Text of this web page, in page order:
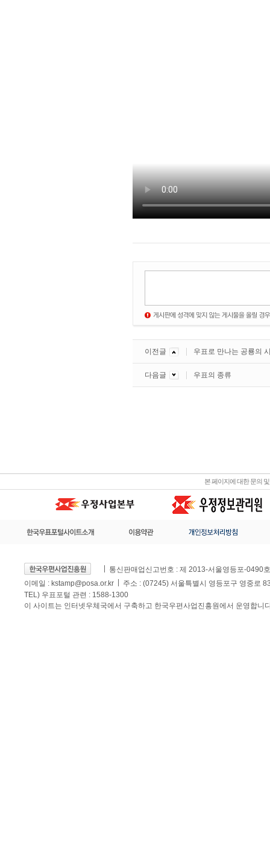
이전글 우표로 만나는 공룡의
다음글 우표의 종류
본 페이지에 대한 문의
통신판매업신고번호 : 제 2013-서울영등포-0490호
이메일 : kstamp@posa.or.kr
주소 : (07245) 서울특별시 영등포구 영중로
TEL) 우표포털 관련 : 1588-1300
이 사이트는 인터넷우체국에서 구축하고 한국우편사업진흥원에서 운영합니